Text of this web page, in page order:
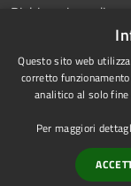
Dichiarazione di
RSS
Accessibilità
Questo sito web
corretto
analitico al solo
Per maggiori